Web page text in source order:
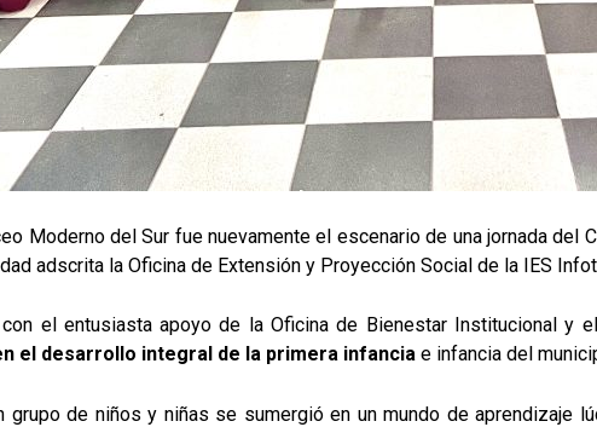
Moderno del Sur fue nuevamente el escenario de una jornada del
adscrita la Oficina de Extensión y Proyección Social de la IES
el entusiasta apoyo de la Oficina de Bienestar Institucional y
el desarrollo integral de la primera infancia e infancia del
grupo de niños y niñas se sumergió en un mundo de aprendizaje